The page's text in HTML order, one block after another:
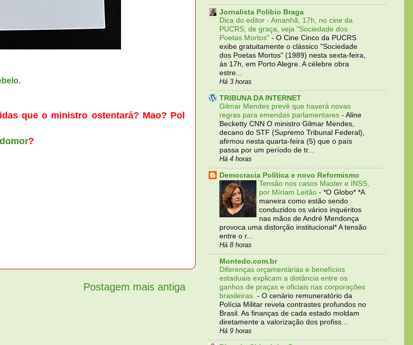
.
que o ministro ostentará? Mao? Pol
?
Postagem mais antiga
Jornalista Polibio Braga
Dica do editor - Amanhã, 17h, no cine da
PUCRS, de graça, veja "Sociedade dos
Poetas Mortos" - O Cine Cinco da PUCRS
exibe gratuitamente o clássico "Sociedade
dos Poetas Mortos" (1989) nesta sexta-feira,
às 17h, em Porto Alegre. A célebre obra
estre...
Há 3 horas
TRIBUNA DA INTERNET
Gilmar Mendes prevê que haverá novas
regras para emendas parlamentares - Aline
Becketty CNN O ministro Gilmar Mendes,
decano do STF (Supremo Tribunal Federal),
afirmou nesta quarta-feira (5) que o país
passa por um período de tr...
Há 4 horas
Democracia Política e novo Reformismo
Tensão nos casos Master e INSS,
por Míriam Leitão - *O Globo* *A
maneira como estão sendo
conduzidos os vários inquéritos
nas mãos de André Mendonça
provoca uma distorção institucional* A tensão
entre o r...
Há 8 horas
Montedo.com.br
Diferenças orçamentárias e benefícios
estaduais explicam a distância entre os
ganhos de praças e oficiais nas corporações
brasileiras. - O cenário remuneratório da
Polícia Militar revela contrastes profundos no
Brasil. As finanças de cada estado moldam
diretamente a valorização dos profiss...
Há 9 horas